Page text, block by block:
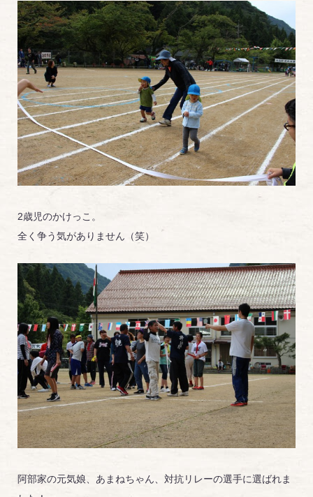
2歳児のかけっこ。
全く争う気がありません（笑）
阿部家の元気娘、あまねちゃん、対抗リレーの選手に選ばれま